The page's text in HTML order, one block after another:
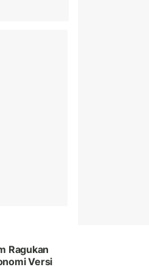
Ragukan
Versi